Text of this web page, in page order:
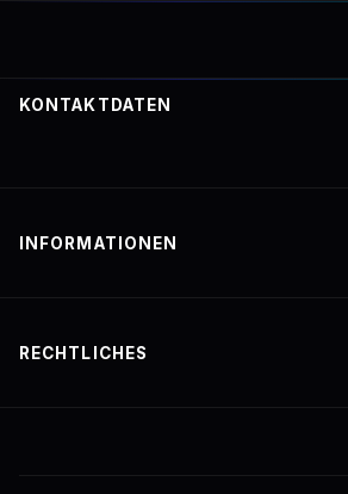
KONTAKTDATEN
INFORMATIONEN
RECHTLICHES